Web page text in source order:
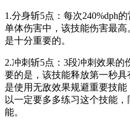
1.分身斩5点：每次240%dph
单体伤害中，该技能伤害最
是十分重要的。
2.冲刺斩5点：3段冲刺效果
要的是，该技能释放第一秒
是使用无敌效果规避重要技
以一定要多多练习这个技能
能。